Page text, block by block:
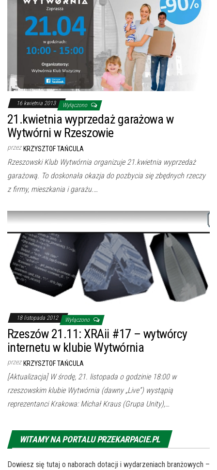
16 kwietnia 2013 Wyłączono
21.kwietnia wyprzedaż garażowa w
Wytwórni w Rzeszowie
przez KRZYSZTOF TAŃCULA
Rzeszowski Klub Wytwórnia organizuje 21.kwietnia wyprzedaż
garażową. To doskonała okazja do pozbycia się zbędnych rzeczy
z firmy, mieszkania i garażu.…
18 listopada 2012 Wyłączono
Rzeszów 21.11: XRAii #17 – wytwórcy
internetu w klubie Wytwórnia
przez KRZYSZTOF TAŃCULA
[Aktualizacja] W środę, 21. listopada o godzinie 18:00 w
rzeszowskim klubie Wytwórnia (dawny „Live”) wystąpią
reprezentanci Krakowa: Michał Kraus (Grupa Unity),…
WITAMY NA PORTALU PRZEKARPACIE.PL
Dowiesz się tutaj o naborach dotacji i wydarzeniach branżowych –